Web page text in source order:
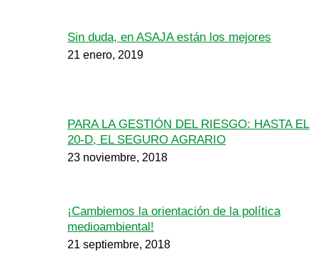
Sin duda, en ASAJA están los mejores
21 enero, 2019
PARA LA GESTIÓN DEL RIESGO: HASTA EL
20-D, EL SEGURO AGRARIO
23 noviembre, 2018
¡Cambiemos la orientación de la política
medioambiental!
21 septiembre, 2018